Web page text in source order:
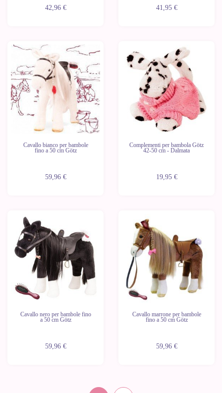
42,96 € 41,95 €
Cavallo bianco per bambole
fino a 50 cm Götz
59,96 €
Complementi per bambola Götz
42-50 cm - Dalmata
19,95 €
Cavallo nero per bambole fino
a 50 cm Götz
59,96 €
Cavallo marrone per bambole
fino a 50 cm Götz
59,96 €